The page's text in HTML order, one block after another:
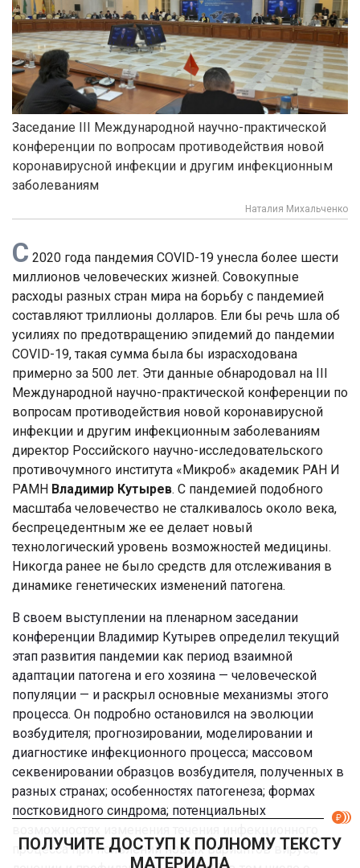
Заседание III Международной научно-практической
конференции по вопросам противодействия новой
коронавирусной инфекции и другим инфекционным
заболеваниям
Наталия Михальченко
С 2020 года пандемия COVID-19 унесла более шести
миллионов человеческих жизней. Совокупные
расходы разных стран мира на борьбу с пандемией
составляют триллионы долларов. Ели бы речь шла об
усилиях по предотвращению эпидемий до пандемии
COVID-19, такая сумма была бы израсходована
примерно за 500 лет. Эти данные обнародовал на III
Международной научно-практической конференции по
вопросам противодействия новой коронавирусной
инфекции и другим инфекционным заболеваниям
директор Российского научно-исследовательского
противочумного института «Микроб» академик РАН И
РАМН Владимир Кутырев. С пандемией подобного
масштаба человечество не сталкивалось около века,
беспрецедентным же ее делает новый
технологический уровень возможностей медицины.
Никогда ранее не было средств для отслеживания в
динамике генетических изменений патогена.
В своем выступлении на пленарном заседании
конференции Владимир Кутырев определил текущий
этап развития пандемии как период взаимной
адаптации патогена и его хозяина — человеческой
популяции — и раскрыл основные механизмы этого
процесса. Он подробно остановился на эволюции
возбудителя; прогнозировании, моделировании и
диагностике инфекционного процесса; массовом
секвенировании образцов возбудителя, полученных в
разных странах; особенностях патогенеза; формах
постковидного синдрома; потенциальных
процесса при появлении новых вариантов вируса;
ПОЛУЧИТЕ ДОСТУП К ПОЛНОМУ ТЕКСТУ
МАТЕРИАЛА